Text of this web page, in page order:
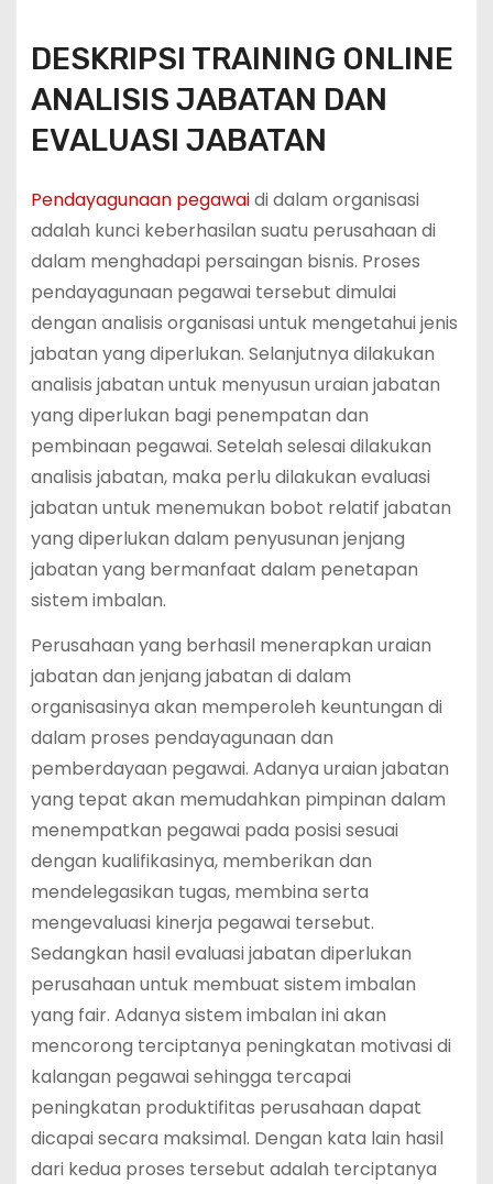
DESKRIPSI TRAINING ONLINE
ANALISIS JABATAN DAN
EVALUASI JABATAN
Pendayagunaan pegawaidi dalam organisasi
adalah kunci keberhasilan suatu perusahaan di
dalam menghadapi persaingan bisnis. Proses
pendayagunaan pegawai tersebut dimulai
dengan analisis organisasi untuk mengetahui jenis
jabatan yang diperlukan. Selanjutnya dilakukan
analisis jabatan untuk menyusun uraian jabatan
yang diperlukan bagi penempatan dan
pembinaan pegawai. Setelah selesai dilakukan
analisis jabatan, maka perlu dilakukan evaluasi
jabatan untuk menemukan bobot relatif jabatan
yang diperlukan dalam penyusunan jenjang
jabatan yang bermanfaat dalam penetapan
sistem imbalan.
Perusahaan yang berhasil menerapkan uraian
jabatan dan jenjang jabatan di dalam
organisasinya akan memperoleh keuntungan di
dalam proses pendayagunaan dan
pemberdayaan pegawai. Adanya uraian jabatan
yang tepat akan memudahkan pimpinan dalam
menempatkan pegawai pada posisi sesuai
dengan kualifikasinya, memberikan dan
mendelegasikan tugas, membina serta
mengevaluasi kinerja pegawai tersebut.
Sedangkan hasil evaluasi jabatan diperlukan
perusahaan untuk membuat sistem imbalan
yang fair. Adanya sistem imbalan ini akan
mencorong terciptanya peningkatan motivasi di
kalangan pegawai sehingga tercapai
peningkatan produktifitas perusahaan dapat
dicapai secara maksimal. Dengan kata lain hasil
dari kedua proses tersebut adalah terciptanya